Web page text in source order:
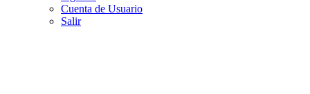
Cuenta de Usuario
Salir